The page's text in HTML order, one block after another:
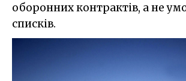
оборонних контрактів, а не
списків.